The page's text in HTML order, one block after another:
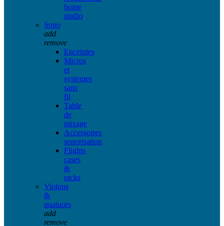
home
studio
Sono
add
remove
Enceintes
Micros
et
systemes
sans
fil
Table
de
mixage
Accessoires
sonorisation
Flights
cases
&
racks
Violons
&
quatuors
add
remove